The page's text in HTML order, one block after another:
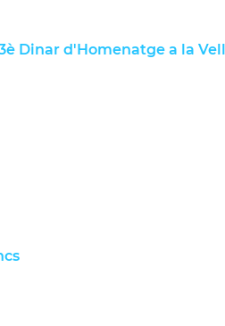
Dinar d'Homenatge a la